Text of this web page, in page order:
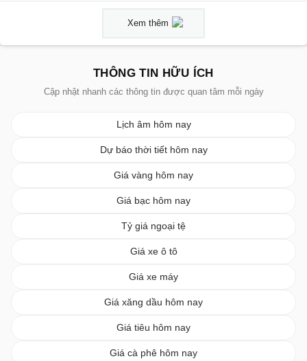
Xem thêm
THÔNG TIN HỮU ÍCH
Cập nhật nhanh các thông tin được quan tâm mỗi ngày
Lịch âm hôm nay
Dự báo thời tiết hôm nay
Giá vàng hôm nay
Giá bạc hôm nay
Tỷ giá ngoại tệ
Giá xe ô tô
Giá xe máy
Giá xăng dầu hôm nay
Giá tiêu hôm nay
Giá cà phê hôm nay